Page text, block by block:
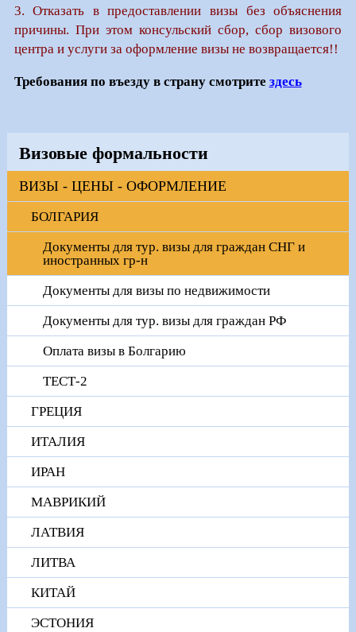
3. Отказать в предоставлении визы без объяснения
причины. При этом консульский сбор, сбор визового
центра и услуги за оформление визы не возвращается!!
Требования по въезду в страну смотрите здесь
Визовые формальности
ВИЗЫ - ЦЕНЫ - ОФОРМЛЕНИЕ
БОЛГАРИЯ
Документы для тур. визы для граждан СНГ и
иностранных гр-н
Документы для визы по недвижимости
Документы для тур. визы для граждан РФ
Оплата визы в Болгарию
ТЕСТ-2
ГРЕЦИЯ
ИТАЛИЯ
ИРАН
МАВРИКИЙ
ЛАТВИЯ
ЛИТВА
КИТАЙ
ЭСТОНИЯ